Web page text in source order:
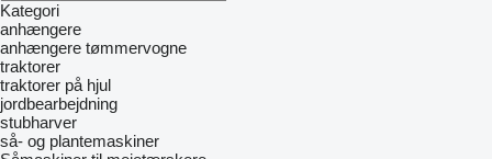
Kategori
anhængere
anhængere tømmervogne
traktorer
traktorer på hjul
jordbearbejdning
stubharver
så- og plantemaskiner